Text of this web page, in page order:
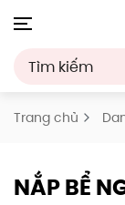
Trang chủ
NẮP BỂ